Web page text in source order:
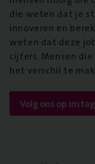
die weten dat je
innoveren en
weten dat deze
cijfers. Mensen
het verschil te
Volg ons op